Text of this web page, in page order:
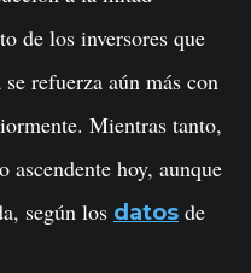
de los inversores que
refuerza aún más con
Mientras tanto,
hoy, aunque
según los datos de